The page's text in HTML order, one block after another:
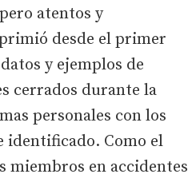
atentos y
desde el primer
y ejemplos de
cerrados durante la
personales con los
identificado. Como el
miembros en accidentes